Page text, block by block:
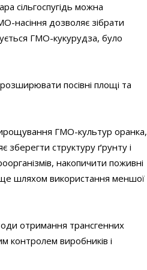
сільгоспугідь можна
насіння дозволяє зібрати
ГМО-кукурудза, було
посівні площі та
ГМО-культур оранка,
зберегти структуру ґрунту і
накопичити поживні
шляхом використання меншої
отримання трансгенних
контролем виробників і